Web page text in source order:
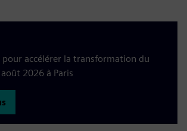
pour accélérer la transformation du
2026 à Paris